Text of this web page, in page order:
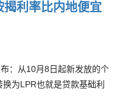
利率比内地便宜
：从10月8日起新发放的个
为LPR也就是贷款基础利